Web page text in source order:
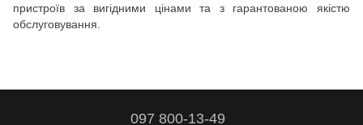
пристроїв за вигідними цінами та з гарантованою якістю
обслуговування.
097 800-13-49